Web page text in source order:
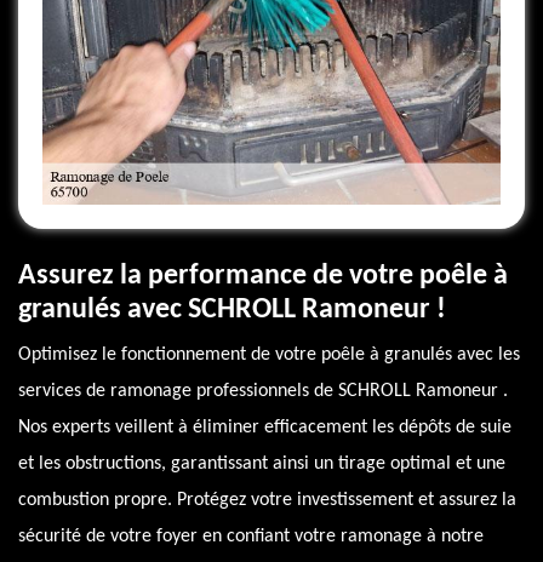
Assurez la performance de votre poêle à
granulés avec SCHROLL Ramoneur !
Optimisez le fonctionnement de votre poêle à granulés avec les
services de ramonage professionnels de SCHROLL Ramoneur .
Nos experts veillent à éliminer efficacement les dépôts de suie
et les obstructions, garantissant ainsi un tirage optimal et une
combustion propre. Protégez votre investissement et assurez la
sécurité de votre foyer en confiant votre ramonage à notre